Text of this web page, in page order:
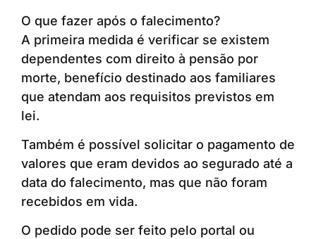
O que fazer após o falecimento?
A primeira medida é verificar se existem
dependentes com direito à pensão por
morte, benefício destinado aos familiares
que atendam aos requisitos previstos em
lei.
Também é possível solicitar o pagamento de
valores que eram devidos ao segurado até a
data do falecimento, mas que não foram
recebidos em vida.
O pedido pode ser feito pelo portal ou